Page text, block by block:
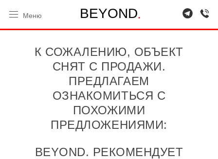
BEYOND.
Меню
К СОЖАЛЕНИЮ, ОБЪЕКТ
СНЯТ С ПРОДАЖИ.
ПРЕДЛАГАЕМ
ОЗНАКОМИТЬСЯ С
ПОХОЖИМИ
ПРЕДЛОЖЕНИЯМИ:
BEYOND. РЕКОМЕНДУЕТ